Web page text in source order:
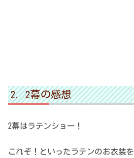
2幕の感想
2幕はラテンショー！
これぞ！といったラテンのお衣装